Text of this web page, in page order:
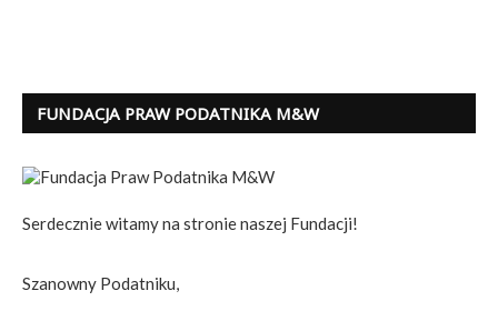
FUNDACJA PRAW PODATNIKA M&W
Serdecznie witamy na stronie naszej Fundacji!
Szanowny Podatniku,